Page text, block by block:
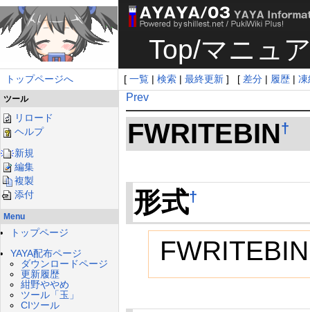
Top/マニュ
トップページへ [ 一覧 | 検索 | 最終更新 ] [ 差分 | 履歴 | 凍
ツール
リロード
ヘルプ
新規
編集
複製
添付
Menu
トップページ
YAYA配布ページ
ダウンロードページ
更新履歴
紺野ややめ
ツール「玉」
CIツール
Prev
FWRITEBIN†
形式†